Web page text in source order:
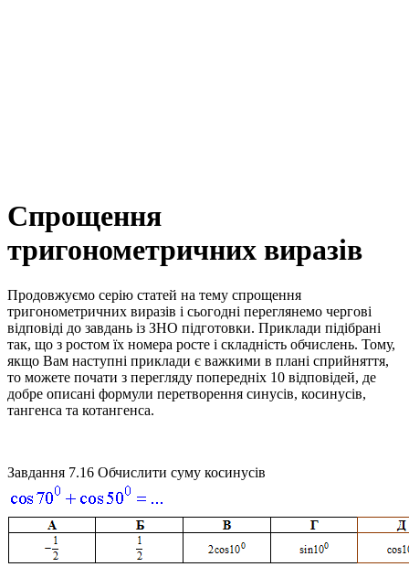
Спрощення
тригонометричних виразів
Продовжуємо серію статей на тему спрощення
тригонометричних виразів і сьогодні переглянемо чергові
відповіді до завдань із ЗНО підготовки. Приклади підібрані
так, що з ростом їх номера росте і складність обчислень. Тому,
якщо Вам наступні приклади є важкими в плані сприйняття,
то можете почати з перегляду попередніх 10 відповідей, де
добре описані формули перетворення синусів, косинусів,
тангенса та котангенса.
Завдання 7.16 Обчислити суму косинусів